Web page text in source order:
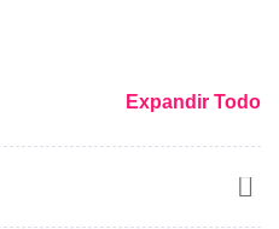
Expandir Todo